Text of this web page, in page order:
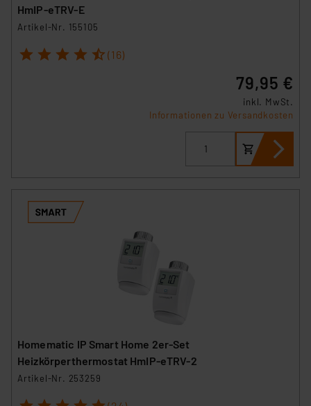
HmIP-eTRV-E
Artikel-Nr. 155105
1 2 3 4 5 (16)
79,95 €
inkl. MwSt.
Informationen zu Versandkosten
Homematic IP Smart Home 2er-Set
Heizkörperthermostat HmIP-eTRV-2
Artikel-Nr. 253259